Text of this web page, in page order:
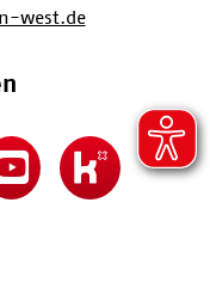
west.de